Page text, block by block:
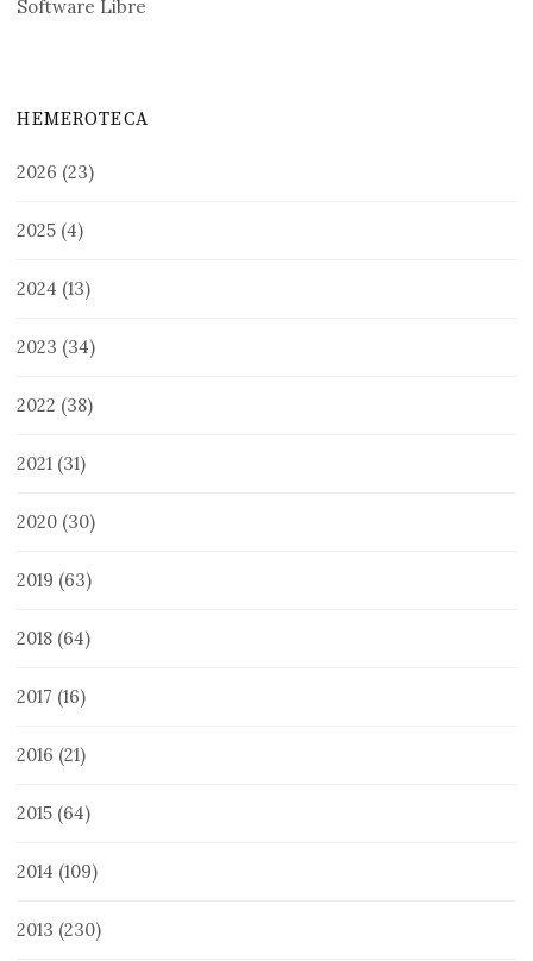
Software Libre
HEMEROTECA
2026 (23)
2025 (4)
2024 (13)
2023 (34)
2022 (38)
2021 (31)
2020 (30)
2019 (63)
2018 (64)
2017 (16)
2016 (21)
2015 (64)
2014 (109)
2013 (230)